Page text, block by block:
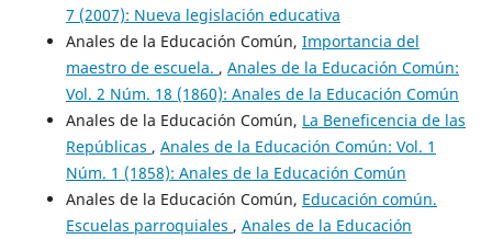
7 (2007): Nueva legislación educativa
Anales de la Educación Común, Importancia del
maestro de escuela. , Anales de la Educación Común:
Vol. 2 Núm. 18 (1860): Anales de la Educación Común
Anales de la Educación Común, La Beneficencia de las
Repúblicas , Anales de la Educación Común: Vol. 1
Núm. 1 (1858): Anales de la Educación Común
Anales de la Educación Común, Educación común.
Escuelas parroquiales , Anales de la Educación